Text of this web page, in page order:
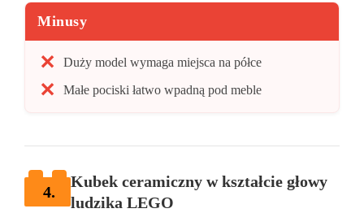
Minusy
Duży model wymaga miejsca na półce
Małe pociski łatwo wpadną pod meble
4.
Kubek ceramiczny w kształcie głowy
ludzika LEGO